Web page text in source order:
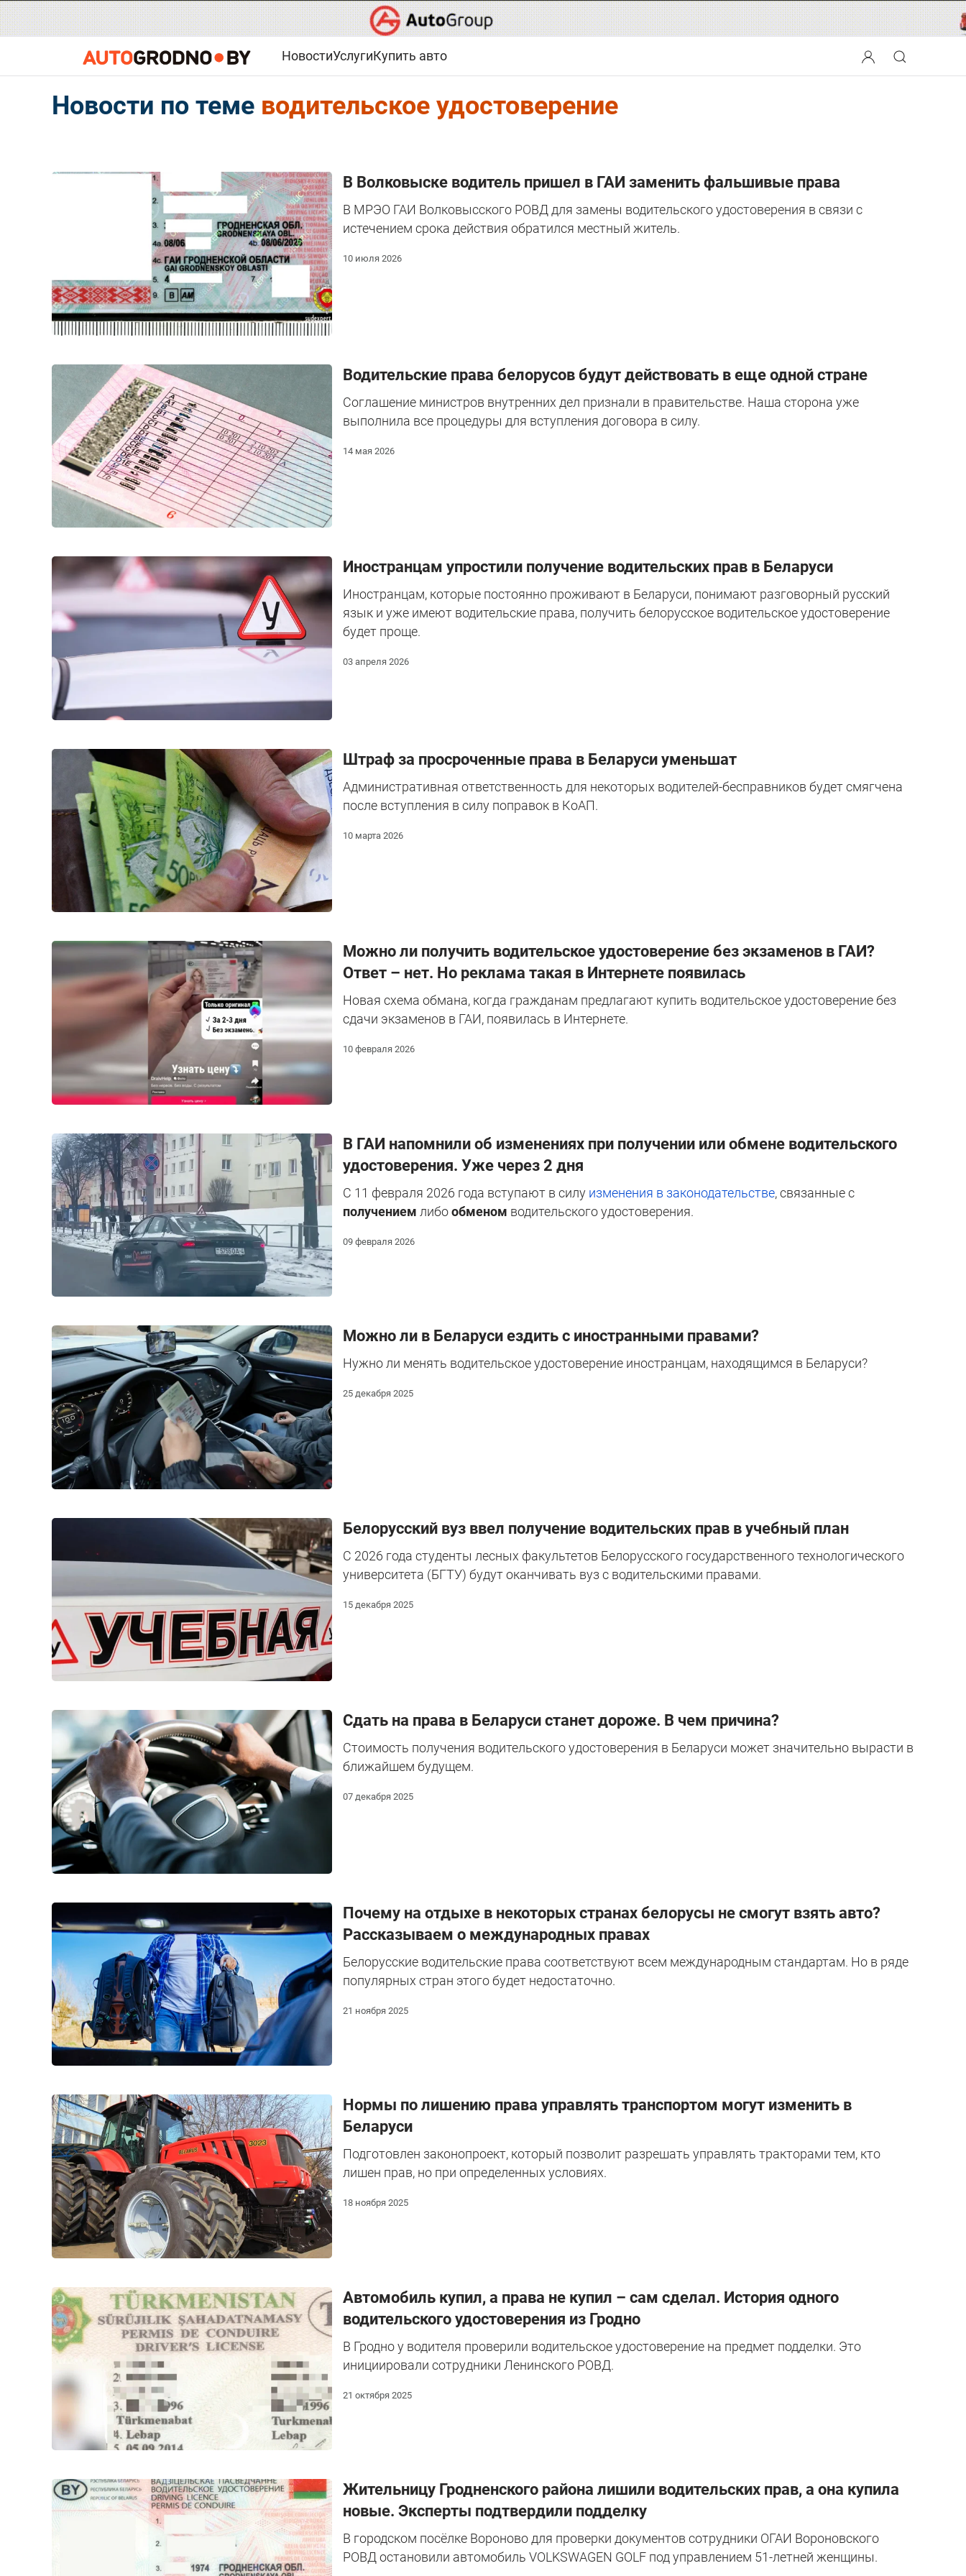
НовостиУслугиКупить авто
Новости по теме водительское удостоверение
В Волковыске водитель пришел в ГАИ заменить фальшивые права
В МРЭО ГАИ Волковысского РОВД для замены водительского удостоверения в связи с
истечением срока действия обратился местный житель.
10 июля 2026
Водительские права белорусов будут действовать в еще одной стране
Соглашение министров внутренних дел признали в правительстве. Наша сторона уже
выполнила все процедуры для вступления договора в силу.
14 мая 2026
Иностранцам упростили получение водительских прав в Беларуси
Иностранцам, которые постоянно проживают в Беларуси, понимают разговорный русский
язык и уже имеют водительские права, получить белорусское водительское удостоверение
будет проще.
03 апреля 2026
Штраф за просроченные права в Беларуси уменьшат
Административная ответственность для некоторых водителей-бесправников будет смягчена
после вступления в силу поправок в КоАП.
10 марта 2026
Можно ли получить водительское удостоверение без экзаменов в ГАИ?
Ответ – нет. Но реклама такая в Интернете появилась
Новая схема обмана, когда гражданам предлагают купить водительское удостоверение без
сдачи экзаменов в ГАИ, появилась в Интернете.
10 февраля 2026
В ГАИ напомнили об изменениях при получении или обмене водительского
удостоверения. Уже через 2 дня
С 11 февраля 2026 года вступают в силу изменения в законодательстве, связанные с
получением либообменом водительского удостоверения.
09 февраля 2026
Можно ли в Беларуси ездить с иностранными правами?
Нужно ли менять водительское удостоверение иностранцам, находящимся в Беларуси?
25 декабря 2025
Белорусский вуз ввел получение водительских прав в учебный план
С 2026 года студенты лесных факультетов Белорусского государственного технологического
университета (БГТУ) будут оканчивать вуз с водительскими правами.
15 декабря 2025
Сдать на права в Беларуси станет дороже. В чем причина?
Стоимость получения водительского удостоверения в Беларуси может значительно вырасти в
ближайшем будущем.
07 декабря 2025
Почему на отдыхе в некоторых странах белорусы не смогут взять авто?
Рассказываем о международных правах
Белорусские водительские права соответствуют всем международным стандартам. Но в ряде
популярных стран этого будет недостаточно.
21 ноября 2025
Нормы по лишению права управлять транспортом могут изменить в
Беларуси
Подготовлен законопроект, который позволит разрешать управлять тракторами тем, кто
лишен прав, но при определенных условиях.
18 ноября 2025
Автомобиль купил, а права не купил – сам сделал. История одного
водительского удостоверения из Гродно
В Гродно у водителя проверили водительское удостоверение на предмет подделки. Это
инициировали сотрудники Ленинского РОВД.
21 октября 2025
Жительницу Гродненского района лишили водительских прав, а она купила
новые. Эксперты подтвердили подделку
В городском посёлке Вороново для проверки документов сотрудники ОГАИ Вороновского
РОВД остановили автомобиль VOLKSWAGEN GOLF под управлением 51-летней женщины.